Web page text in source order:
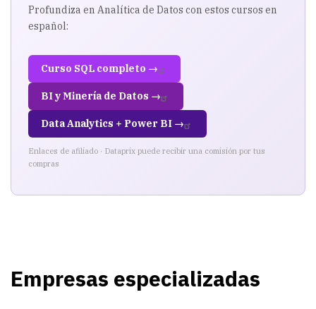
Profundiza en Analítica de Datos con estos cursos en
español:
Curso SQL completo →
BI y Minería de Datos →
Data Analytics + Power BI →
Enlaces de afiliado · Dataprix puede recibir una comisión por tus
compras
Empresas especializadas